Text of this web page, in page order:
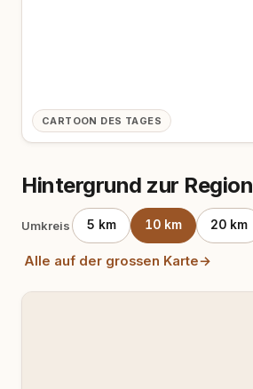
Hintergrund zur Region
CARTOON DES TAGES
Umkreis 5 km 10 km 20 km
Alle auf der grossen Karte→